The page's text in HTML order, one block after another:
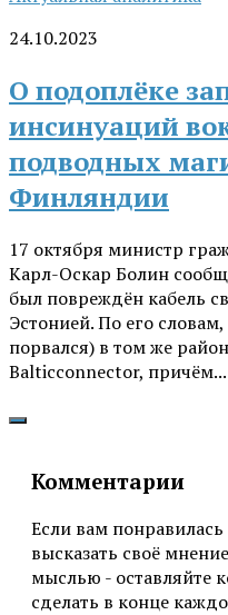
24.10.2023
О подоплёке
инсинуаций
подводных
Финляндии
17 октября министр
Карл-Оскар Болин
был повреждён кабель
Эстонией. По его
порвался) в том же
Balticconnector, причём...
Комментарии
Если вам понравилась
высказать своё
мыслью - оставляйте
сделать в конце